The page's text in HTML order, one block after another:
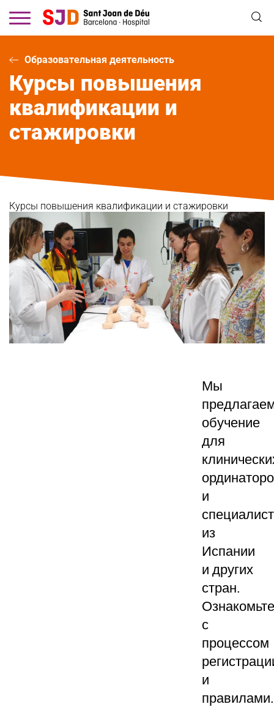
основному
Образовательная деятельность
Курсы повышения
квалификации и
стажировки
Курсы повышения квалификации и стажировки
Мы
обучение
для
и
из
Испании
и других
стран.
с
процессом
и
правилами.